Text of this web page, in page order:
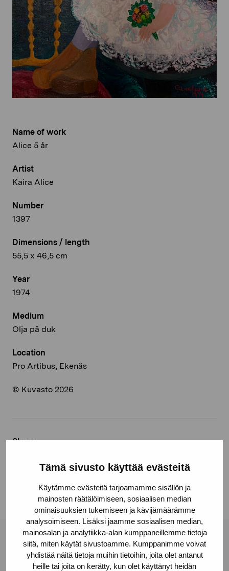
Tämä sivusto käyttää evästeitä
Käytämme evästeitä tarjoamamme sisällön ja
mainosten räätälöimiseen, sosiaalisen median
ominaisuuksien tukemiseen ja kävijämäärämme
analysoimiseen. Lisäksi jaamme sosiaalisen median,
mainosalan ja analytiikka-alan kumppaneillemme tietoja
siitä, miten käytät sivustoamme. Kumppanimme voivat
yhdistää näitä tietoja muihin tietoihin, joita olet antanut
heille tai joita on kerätty, kun olet käyttänyt heidän
Name of work
Alice 5 år
Artist
Kaira Alice
Number
1397
Dimensions / length
55,5 x 46,5 cm
Year
1974
Medium
Olja på duk
Location
Pro Artibus, Ekenäs
© Kuvasto 2026
Share:
Pro Artibus Foundation